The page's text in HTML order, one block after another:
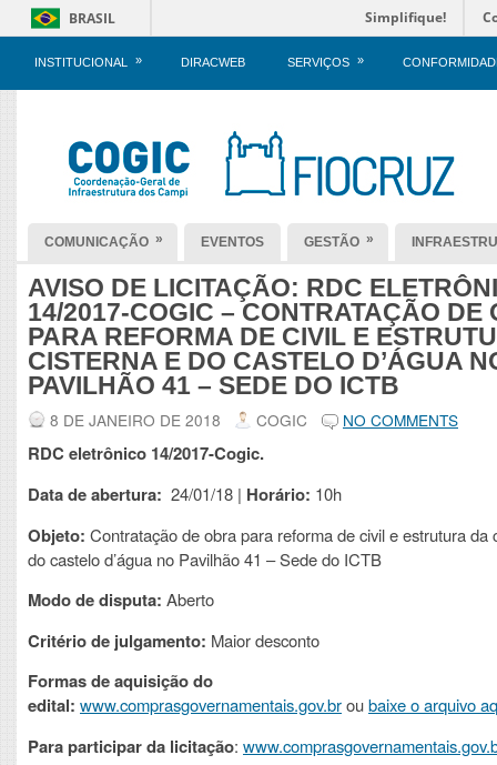
BRASIL Simplifique!
INSTITUCIONAL » DIRACWEB SERVIÇOS »
COMUNICAÇÃO » EVENTOS GESTÃO »
AVISO DE LICITAÇÃO: RDC
14/2017-COGIC – CONTRATAÇÃO DE
PARA REFORMA DE CIVIL E
CISTERNA E DO CASTELO D’ÁGUA
PAVILHÃO 41 – SEDE DO ICTB
8 DE JANEIRO DE 2018 COGIC NO COMMENTS
RDC eletrônico 14/2017-Cogic.
Data de abertura: 24/01/18 | Horário: 10h
Objeto: Contratação de obra para reforma de civil e estrutura da
do castelo d’água no Pavilhão 41 – Sede do ICTB
Modo de disputa: Aberto
Critério de julgamento: Maior desconto
Formas de aquisição do
edital: www.comprasgovernamentais.gov.broubaixe o arquivo
Para participar da licitação: